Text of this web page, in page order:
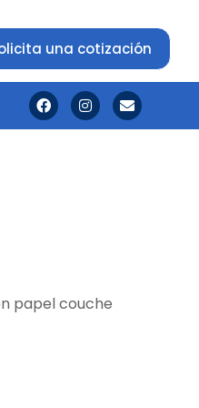
una cotización
papel couche